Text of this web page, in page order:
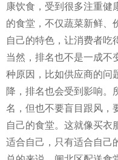
康饮食，受到很多注重健
的食堂，不仅蔬菜新鲜、
自己的特色，让消费者吃
当然，排名也不是一成不
种原因，比如供应商的问
降，排名也会受到影响。
名，但也不要盲目跟风，
自己的食堂。这就像买衣
适合自己，只有适合自己